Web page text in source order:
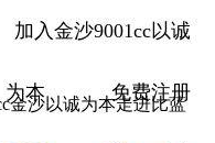
加入金沙9001cc以诚
为本 免费注册
金沙以诚为本走进比蓝